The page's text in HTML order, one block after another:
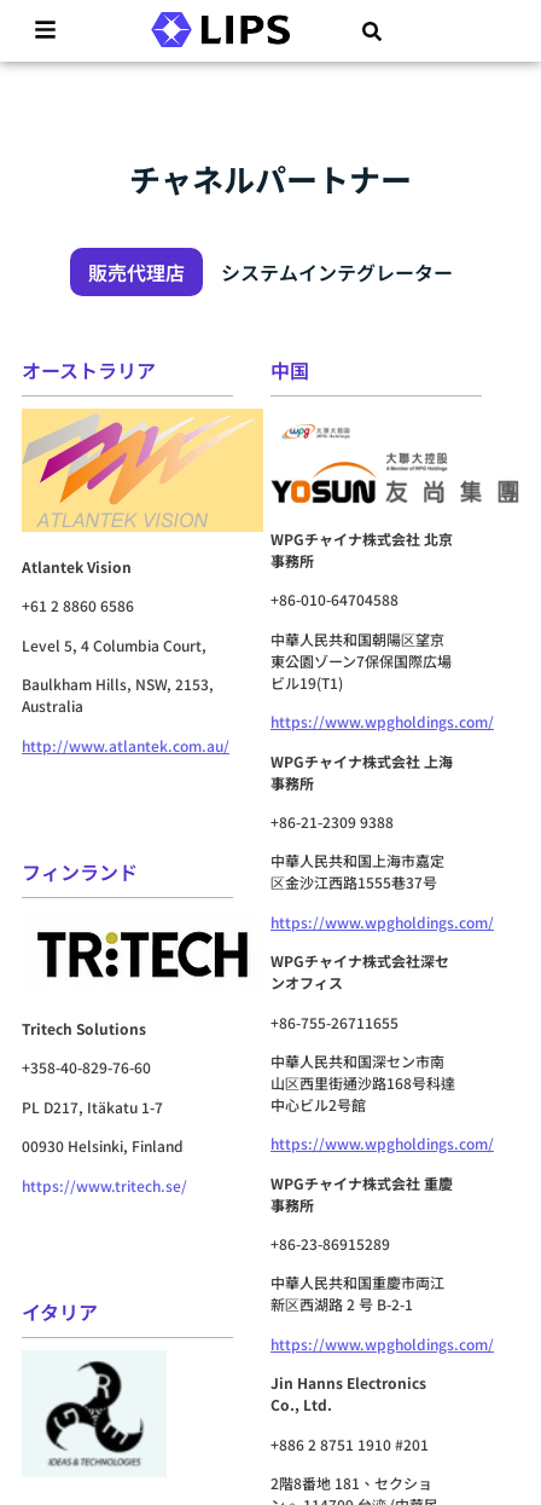
チャネルパートナー
販売代理店 システムインテグレーター
オーストラリア
Atlantek Vision
+61 2 8860 6586
Level 5, 4 Columbia Court,
Baulkham Hills, NSW, 2153,
Australia
http://www.atlantek.com.au/
フィンランド
Tritech Solutions
+358-40-829-76-60
PL D217, Itäkatu 1-7
00930 Helsinki, Finland
https://www.tritech.se/
イタリア
中国
WPGチャイナ株式会社 北京
事務所
+86-010-64704588
中華人民共和国朝陽区望京
東公園ゾーン7保保国際広場
ビル19(T1)
https://www.wpgholdings.com/
WPGチャイナ株式会社 上海
事務所
+86-21-2309 9388
中華人民共和国 上海市嘉定
区金沙江西路1555巷37号
https://www.wpgholdings.com/
WPGチャイナ株式会社深セ
ンオフィス
+86-755-26711655
中華人民共和国深セン市南
山区西里街通沙路168号科達
中心ビル2号館
https://www.wpgholdings.com/
WPGチャイナ株式会社 重慶
事務所
+86-23-86915289
中華人民共和国重慶市両江
新区西湖路 2 号 B-2-1
https://www.wpgholdings.com/
Jin Hanns Electronics
Co., Ltd.
+886 2 8751 1910 #201
2階8番地 181、セクショ